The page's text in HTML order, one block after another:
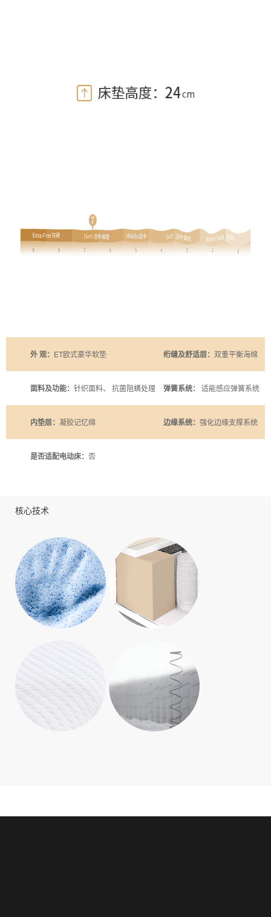
外 观： ET欧式豪华软垫 绗缝及舒适层： 双重平衡海绵
面料及功能： 针织面料、 抗菌阻螨处理 弹簧系统： 适能感应弹簧系统
内垫层： 凝胶记忆绵 边缘系统： 强化边缘支撑系统
是否适配电动床： 否
核心技术